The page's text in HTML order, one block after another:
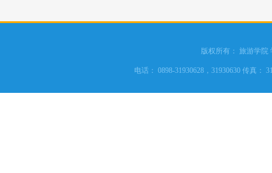
版权所有： 旅游学院
电话： 0898-31930628，31930630 传真：